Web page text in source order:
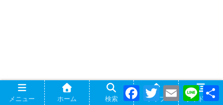
メニュー ホーム 検索 トップ サイドバー
T
w
E
m
L
i